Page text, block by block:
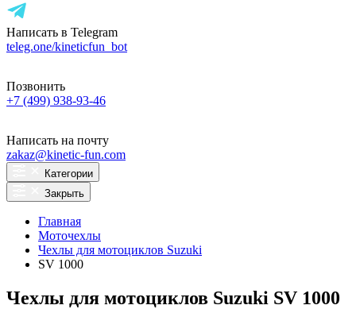
Написать в Telegram
teleg.one/kineticfun_bot
Позвонить
+7 (499) 938-93-46
Написать на почту
zakaz@kinetic-fun.com
Категории
Закрыть
Главная
Моточехлы
Чехлы для мотоциклов Suzuki
SV 1000
Чехлы для мотоциклов Suzuki SV 1000